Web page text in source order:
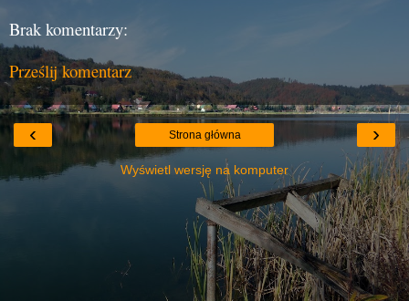
Brak komentarzy:
Prześlij komentarz
‹ ›
Strona główna
Wyświetl wersję na komputer